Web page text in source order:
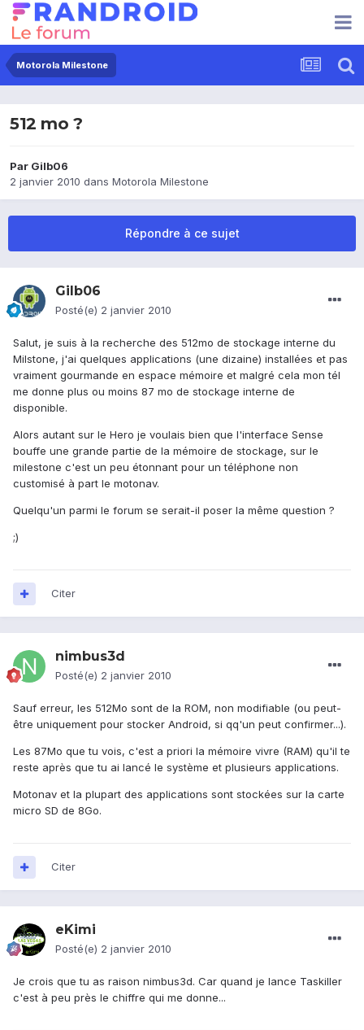
Motorola Milestone
512 mo ?
Par Gilb06
2 janvier 2010 dans Motorola Milestone
Répondre à ce sujet
Gilb06
Posté(e) 2 janvier 2010
Salut, je suis à la recherche des 512mo de stockage interne du
Milstone, j'ai quelques applications (une dizaine) installées et pas
vraiment gourmande en espace mémoire et malgré cela mon tél
me donne plus ou moins 87 mo de stockage interne de
disponible.
Alors autant sur le Hero je voulais bien que l'interface Sense
bouffe une grande partie de la mémoire de stockage, sur le
milestone c'est un peu étonnant pour un téléphone non
customisé à part le motonav.
Quelqu'un parmi le forum se serait-il poser la même question ?
;)
Citer
nimbus3d
Posté(e) 2 janvier 2010
Sauf erreur, les 512Mo sont de la ROM, non modifiable (ou peut-
être uniquement pour stocker Android, si qq'un peut confirmer...).
Les 87Mo que tu vois, c'est a priori la mémoire vivre (RAM) qu'il te
reste après que tu ai lancé le système et plusieurs applications.
Motonav et la plupart des applications sont stockées sur la carte
micro SD de 8Go.
Citer
eKimi
Posté(e) 2 janvier 2010
Je crois que tu as raison nimbus3d. Car quand je lance Taskiller
c'est à peu près le chiffre qui me donne...